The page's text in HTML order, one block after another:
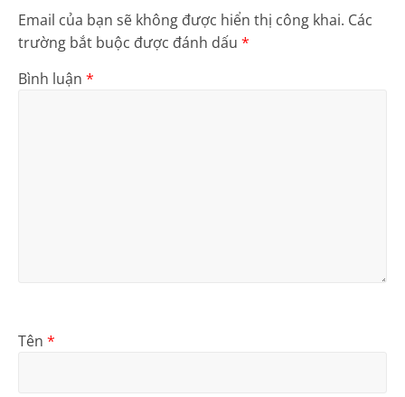
Email của bạn sẽ không được hiển thị công khai. Các
trường bắt buộc được đánh dấu *
Bình luận *
Tên *